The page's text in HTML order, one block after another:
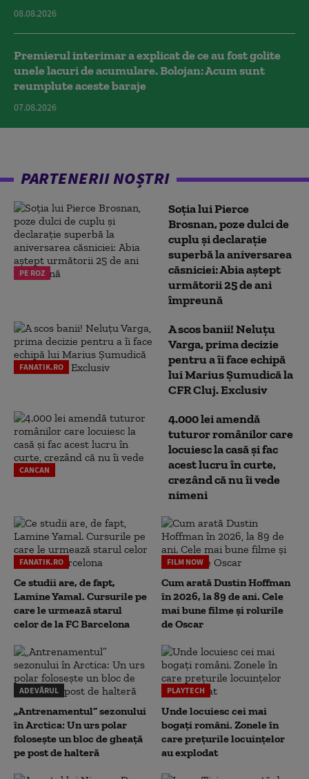
08.08.2026
Premierul interimar a explicat de ce au fost golite
unele lacuri de acumulare. Bolojan: Acum sunt
reumplute aceste baraje
07.08.2026
PARTENERII NOȘTRI
PE ROZ
Soția lui Pierce
Brosnan, poze dulci de
cuplu și declarație
superbă la aniversarea
căsniciei: Abia aștept
următorii 25 de ani
împreună
FANATIK.RO
A scos banii! Neluțu
Varga, prima decizie
pentru a îi face echipă
lui Marius Șumudică la
CFR Cluj. Exclusiv
CANCAN
4.000 lei amendă
tuturor românilor care
locuiesc la casă și fac
acest lucru în curte,
crezând că nu îi vede
nimeni
FANATIK.RO
Ce studii are, de fapt,
Lamine Yamal. Cursurile pe
care le urmează starul
celor de la FC Barcelona
FILM NOW
Cum arată Dustin Hoffman
în 2026, la 89 de ani. Cele
mai bune filme și rolurile
de Oscar
ADEVĂRUL
„Antrenamentul” sezonului
în Arctica: Un urs polar
folosește un bloc de gheață
pe post de halteră
PLAYTECH
Unde locuiesc cei mai
bogați români. Zonele în
care prețurile locuințelor
au explodat